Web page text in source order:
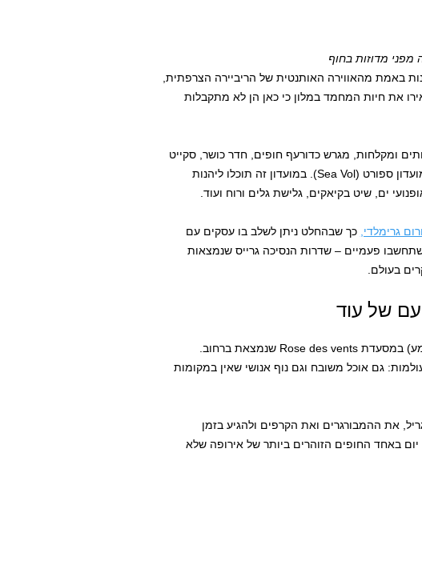
מפני מדוזות בחוף
באמת מהאווירה האותנטית של הריביירה הצרפתית,
את חיות המחמד במלון כי כאן הן לא מתקבלות
ומקלחות, מגרש כדורעף חופים, חדר כושר, סקייט
פארק וטרמפולינות, מסעדה (Miami Plage) וכן מועדון ספורט (Sea Vol). במועדון זה תוכלו ליהנות
ים, שיט בקיאקים, גלישת גלים ורוח ועוד.
גרימלדי, כך שבהחלט ניתן לשלב בו עסקים עם
פעמיים – שדרות הנסיכה גרייס שנמצאות
בעולם.
של עוד
אתם יכולים גם לעכל את המידע הזה (תרתי משמע) במסעדת Rose des vents שנמצאת ברחוב.
גם אוכל משובח וגם נוף אנושי שאין במקומות
את ההמבורגרים ואת הקרפים ולהגיע בזמן
באחד החופים הזוהרים ביותר של אירופה שלא